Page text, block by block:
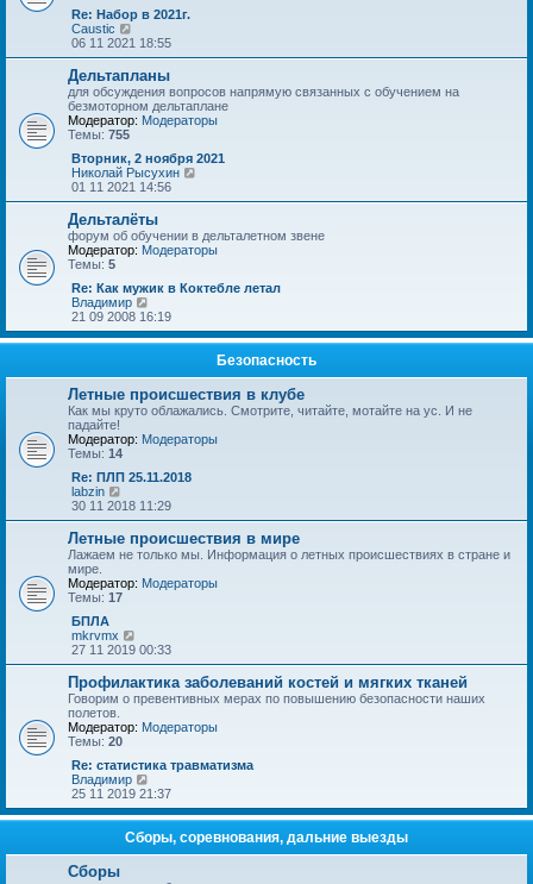
о
о
б
щ
н
и
ю
л
е
д
н
м
у
с
о
щ
е
н
ю
Re: Набор в 2021г.
Caustic
е
р
е
й
т
и
к
о
с
л
е
д
н
е
м
с
о
о
щ
ю
06 11 2021 18:55
Дельтапланы
для обсуждения вопросов напрямую связанных с обучением на
безмоторном дельтаплане
Модератор: Модераторы
Темы: 755
Вторник, 2 ноября 2021
Николай Рысухин
р
т
и
п
л
е
м
у
о
ю
01 11 2021 14:56
Дельталёты
форум об обучении в дельталетном звене
Модератор: Модераторы
Темы: 5
Re: Как мужик в Коктебле летал
Владимир
е
р
е
к
п
с
е
д
н
е
у
с
о
н
и
21 09 2008 16:19
Безопасность
Летные происшествия в клубе
Как мы круто облажались. Смотрите, читайте, мотайте на ус. И не
падайте!
Модератор: Модераторы
Темы: 14
Re: ПЛП 25.11.2018
labzin
е
р
е
й
т
к
с
л
е
н
е
у
с
о
о
б
е
н
и
30 11 2018 11:29
Летные происшествия в мире
Лажаем не только мы. Информация о летных происшествиях в стране и
мире.
Модератор: Модераторы
Темы: 17
БПЛА
mkrvmx
е
р
е
й
т
и
к
о
с
л
е
д
н
27 11 2019 00:33
Профилактика заболеваний костей и мягких тканей
Говорим о превентивных мерах по повышению безопасности наших
полетов.
Модератор: Модераторы
Темы: 20
Re: статистика травматизма
Владимир
е
р
е
й
т
25 11 2019 21:37
Сборы, соревнования, дальние выезды
Сборы